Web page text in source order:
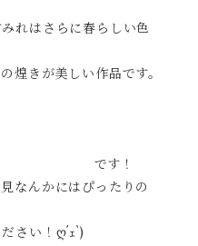
れはさらに春らしい色
煌きが美しい作品です。
2800 です！
なんかにはぴったりの
さい！ღ´ｪ`)